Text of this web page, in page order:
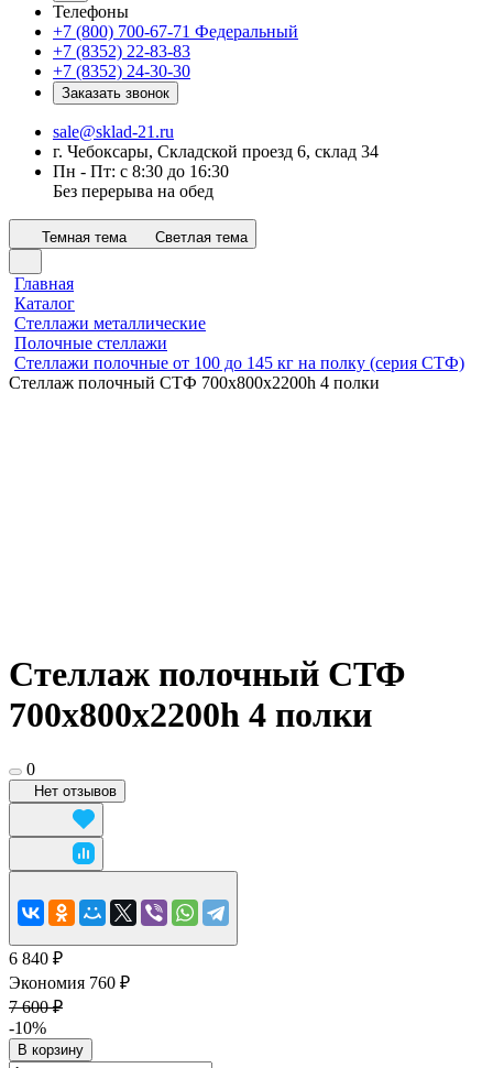
Телефоны
+7 (800) 700-67-71 Федеральный
+7 (8352) 22-83-83
+7 (8352) 24-30-30
Заказать звонок
sale@sklad-21.ru
г. Чебоксары, Складской проезд 6, склад 34
Пн - Пт: с 8:30 до 16:30
Без перерыва на обед
Темная тема Светлая тема
Главная
Каталог
Стеллажи металлические
Полочные стеллажи
Стеллажи полочные от 100 до 145 кг на полку (серия СТФ)
Стеллаж полочный СТФ 700х800x2200h 4 полки
Стеллаж полочный СТФ
700х800x2200h 4 полки
0
Нет отзывов
6 840 ₽
Экономия 760 ₽
7 600 ₽
-10%
В корзину